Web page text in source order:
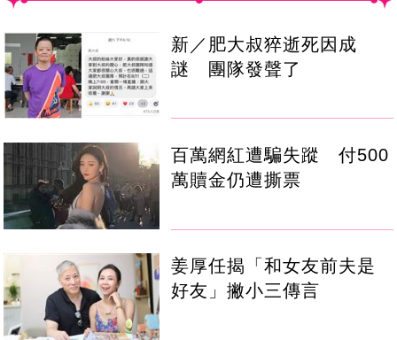
新／肥大叔猝逝死因成
謎 團隊發聲了
百萬網紅遭騙失蹤 付500
萬贖金仍遭撕票
姜厚任揭「和女友前夫是
好友」撇小三傳言